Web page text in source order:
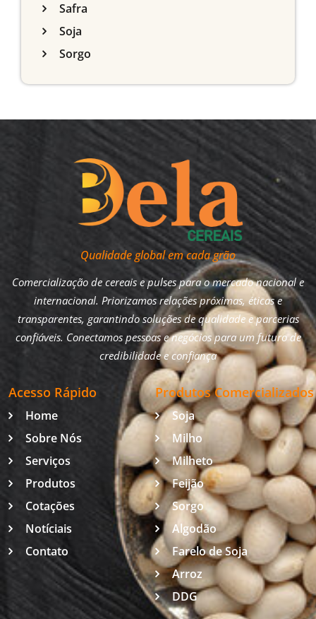
Safra
Soja
Sorgo
Qualidade global em cada grão
Comercialização de cereais e pulses para o mercado nacional e
internacional. Priorizamos relações próximas, éticas e
transparentes, garantindo soluções de qualidade e parcerias
confiáveis. Conectamos pessoas e negócios para um futuro de
credibilidade e confiança
Acesso Rápido
Home
Sobre Nós
Serviços
Produtos
Cotações
Notíciais
Contato
Produtos Comercializados
Soja
Milho
Milheto
Feijão
Sorgo
Algodão
Farelo de Soja
Arroz
DDG